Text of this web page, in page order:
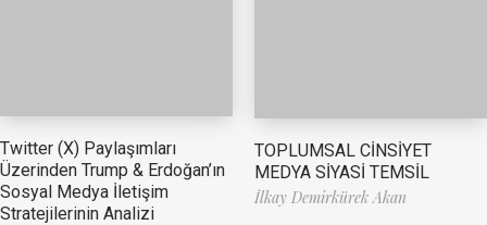
Twitter (X) Paylaşımları
Üzerinden Trump & Erdoğan’ın
Sosyal Medya İletişim
Stratejilerinin Analizi
TOPLUMSAL CİNSİYET
MEDYA SİYASİ TEMSİL
İlkay Demirkürek Akan